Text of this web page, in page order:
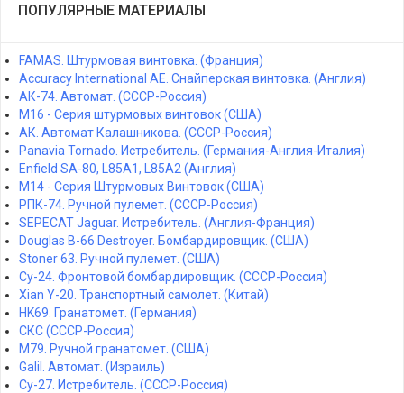
ПОПУЛЯРНЫЕ МАТЕРИАЛЫ
FAMAS. Штурмовая винтовка. (Франция)
Accuracy International AE. Снайперская винтовка. (Англия)
АК-74. Автомат. (СССР-Россия)
M16 - Серия штурмовых винтовок (США)
АК. Автомат Калашникова. (СССР-Россия)
Panavia Tornado. Истребитель. (Германия-Англия-Италия)
Enfield SA-80, L85A1, L85A2 (Англия)
M14 - Серия Штурмовых Винтовок (США)
РПК-74. Ручной пулемет. (СССР-Россия)
SEPECAT Jaguar. Истребитель. (Англия-Франция)
Douglas B-66 Destroyer. Бомбардировщик. (США)
Stoner 63. Ручной пулемет. (США)
Су-24. Фронтовой бомбардировщик. (СССР-Россия)
Xian Y-20. Транспортный самолет. (Китай)
HK69. Гранатомет. (Германия)
СКС (СССР-Россия)
M79. Ручной гранатомет. (США)
Galil. Автомат. (Израиль)
Су-27. Истребитель. (СССР-Россия)